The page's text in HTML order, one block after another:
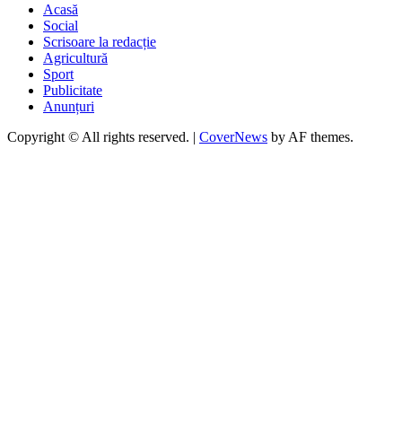
Acasă
Social
Scrisoare la redacție
Agricultură
Sport
Publicitate
Anunțuri
Copyright © All rights reserved. | CoverNews by AF themes.